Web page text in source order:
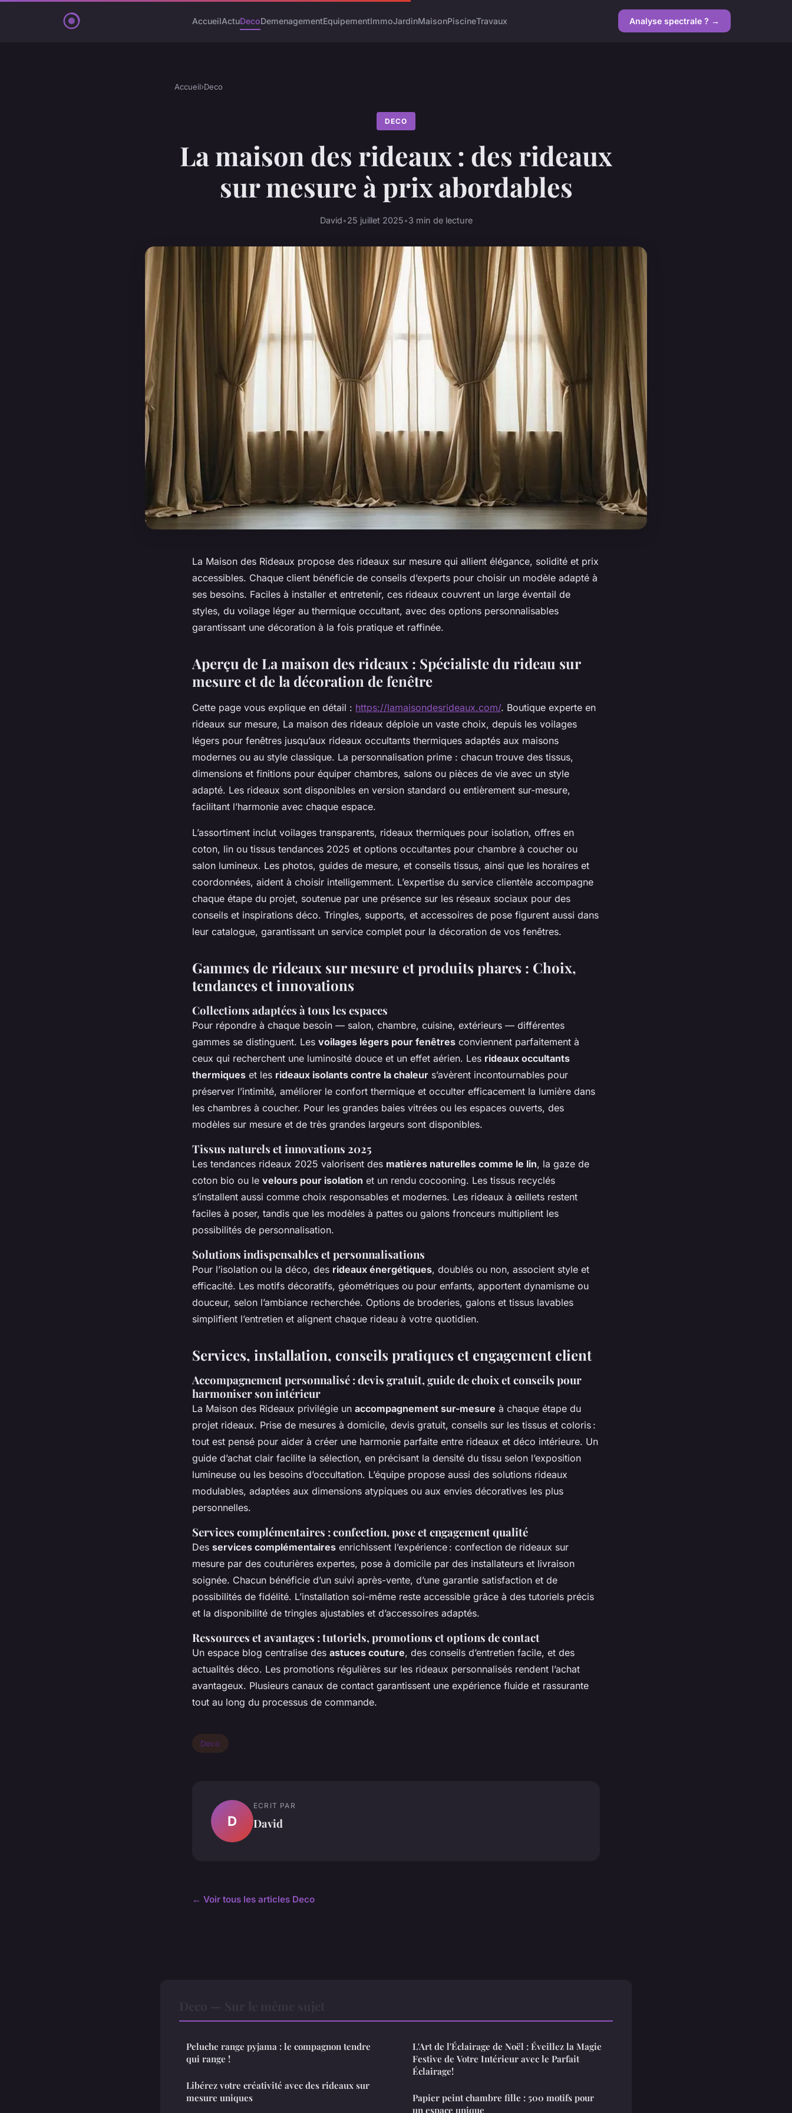
AccueilActuDecoDemenagementEquipementImmoJardinMaisonPiscineTravaux Analyse spectrale ? →
Accueil›Deco
DECO
La maison des rideaux : des rideaux
sur mesure à prix abordables
David•25 juillet 2025•3 min de lecture
La Maison des Rideaux propose des rideaux sur mesure qui allient élégance, solidité et prix
accessibles. Chaque client bénéficie de conseils d’experts pour choisir un modèle adapté à
ses besoins. Faciles à installer et entretenir, ces rideaux couvrent un large éventail de
styles, du voilage léger au thermique occultant, avec des options personnalisables
garantissant une décoration à la fois pratique et raffinée.
Aperçu de La maison des rideaux : Spécialiste du rideau sur
mesure et de la décoration de fenêtre
Cette page vous explique en détail : https://lamaisondesrideaux.com/. Boutique experte en
rideaux sur mesure, La maison des rideaux déploie un vaste choix, depuis les voilages
légers pour fenêtres jusqu’aux rideaux occultants thermiques adaptés aux maisons
modernes ou au style classique. La personnalisation prime : chacun trouve des tissus,
dimensions et finitions pour équiper chambres, salons ou pièces de vie avec un style
adapté. Les rideaux sont disponibles en version standard ou entièrement sur-mesure,
facilitant l’harmonie avec chaque espace.
L’assortiment inclut voilages transparents, rideaux thermiques pour isolation, offres en
coton, lin ou tissus tendances 2025 et options occultantes pour chambre à coucher ou
salon lumineux. Les photos, guides de mesure, et conseils tissus, ainsi que les horaires et
coordonnées, aident à choisir intelligemment. L’expertise du service clientèle accompagne
chaque étape du projet, soutenue par une présence sur les réseaux sociaux pour des
conseils et inspirations déco. Tringles, supports, et accessoires de pose figurent aussi dans
leur catalogue, garantissant un service complet pour la décoration de vos fenêtres.
Gammes de rideaux sur mesure et produits phares : Choix,
tendances et innovations
Collections adaptées à tous les espaces
Pour répondre à chaque besoin — salon, chambre, cuisine, extérieurs — différentes
gammes se distinguent. Les voilages légers pour fenêtres conviennent parfaitement à
ceux qui recherchent une luminosité douce et un effet aérien. Les rideaux occultants
thermiques et les rideaux isolants contre la chaleur s’avèrent incontournables pour
préserver l’intimité, améliorer le confort thermique et occulter efficacement la lumière dans
les chambres à coucher. Pour les grandes baies vitrées ou les espaces ouverts, des
modèles sur mesure et de très grandes largeurs sont disponibles.
Tissus naturels et innovations 2025
Les tendances rideaux 2025 valorisent des matières naturelles comme le lin, la gaze de
coton bio ou le velours pour isolation et un rendu cocooning. Les tissus recyclés
s’installent aussi comme choix responsables et modernes. Les rideaux à œillets restent
faciles à poser, tandis que les modèles à pattes ou galons fronceurs multiplient les
possibilités de personnalisation.
Solutions indispensables et personnalisations
Pour l’isolation ou la déco, des rideaux énergétiques, doublés ou non, associent style et
efficacité. Les motifs décoratifs, géométriques ou pour enfants, apportent dynamisme ou
douceur, selon l’ambiance recherchée. Options de broderies, galons et tissus lavables
simplifient l’entretien et alignent chaque rideau à votre quotidien.
Services, installation, conseils pratiques et engagement client
Accompagnement personnalisé : devis gratuit, guide de choix et conseils pour
harmoniser son intérieur
La Maison des Rideaux privilégie un accompagnement sur-mesure à chaque étape du
projet rideaux. Prise de mesures à domicile, devis gratuit, conseils sur les tissus et coloris :
tout est pensé pour aider à créer une harmonie parfaite entre rideaux et déco intérieure. Un
guide d’achat clair facilite la sélection, en précisant la densité du tissu selon l’exposition
lumineuse ou les besoins d’occultation. L’équipe propose aussi des solutions rideaux
modulables, adaptées aux dimensions atypiques ou aux envies décoratives les plus
personnelles.
Services complémentaires : confection, pose et engagement qualité
Des services complémentaires enrichissent l’expérience : confection de rideaux sur
mesure par des couturières expertes, pose à domicile par des installateurs et livraison
soignée. Chacun bénéficie d’un suivi après-vente, d’une garantie satisfaction et de
possibilités de fidélité. L’installation soi-même reste accessible grâce à des tutoriels précis
et la disponibilité de tringles ajustables et d’accessoires adaptés.
Ressources et avantages : tutoriels, promotions et options de contact
Un espace blog centralise des astuces couture, des conseils d’entretien facile, et des
actualités déco. Les promotions régulières sur les rideaux personnalisés rendent l’achat
avantageux. Plusieurs canaux de contact garantissent une expérience fluide et rassurante
tout au long du processus de commande.
Deco
D
ECRIT PAR
David
← Voir tous les articles Deco
Peluche range pyjama : le compagnon tendre
qui range !
Libérez votre créativité avec des rideaux sur
mesure uniques
L'Art de l'Éclairage de Noël : Éveillez la Magie
Festive de Votre Intérieur avec le Parfait
Éclairage!
Papier peint chambre fille : 500 motifs pour
un espace unique